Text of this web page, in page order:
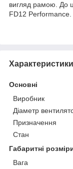
вигляд рамою. До
FD12 Performance.
Характеристики
Основні
Виробник
Діаметр
Призначення
Стан
Габаритні
Вага